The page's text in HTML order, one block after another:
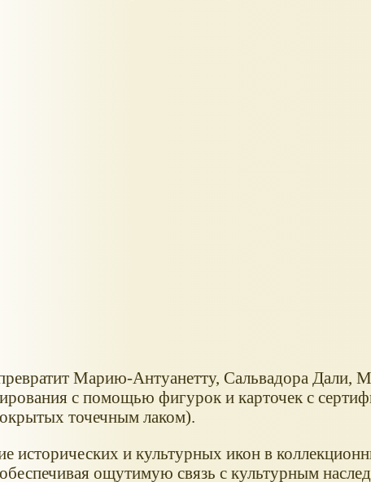
Марию-Антуанетту, Сальвадора Дали,
с помощью фигурок и карточек с
точечным лаком).
исторических и культурных икон в
ощутимую связь с культурным